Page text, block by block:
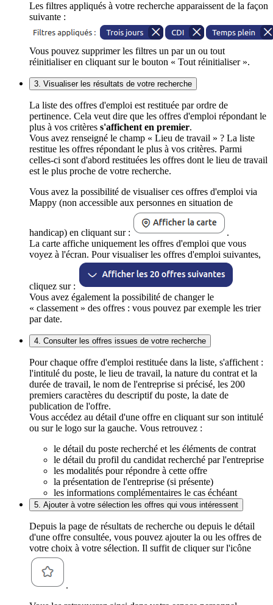
Les filtres appliqués à votre recherche apparaissent de la façon
suivante :
Vous pouvez supprimer les filtres un par un ou tout
réinitialiser en cliquant sur le bouton « Tout réinitialiser ».
3. Visualiser les résultats de votre recherche
La liste des offres d'emploi est restituée par ordre de
pertinence. Cela veut dire que les offres d'emploi répondant le
plus à vos critères s'affichent en premier.
Vous avez renseigné le champ « Lieu de travail » ? La liste
restitue les offres répondant le plus à vos critères. Parmi
celles-ci sont d'abord restituées les offres dont le lieu de travail
est le plus proche de votre recherche.
Vous avez la possibilité de visualiser ces offres d'emploi via
Mappy (non accessible aux personnes en situation de
handicap) en cliquant sur :
.
La carte affiche uniquement les offres d'emploi que vous
voyez à l'écran. Pour visualiser les offres d'emploi suivantes,
cliquez sur :
Vous avez également la possibilité de changer le
« classement » des offres : vous pouvez par exemple les trier
par date.
4. Consulter les offres issues de votre recherche
Pour chaque offre d'emploi restituée dans la liste, s'affichent :
l'intitulé du poste, le lieu de travail, la nature du contrat et la
durée de travail, le nom de l'entreprise si précisé, les 200
premiers caractères du descriptif du poste, la date de
publication de l'offre.
Vous accédez au détail d'une offre en cliquant sur son intitulé
ou sur le logo sur la gauche. Vous retrouvez :
le détail du poste recherché et les éléments de contrat
le détail du profil du candidat recherché par l'entreprise
les modalités pour répondre à cette offre
la présentation de l'entreprise (si présente)
les informations complémentaires le cas échéant
5. Ajouter à votre sélection les offres qui vous intéressent
Depuis la page de résultats de recherche ou depuis le détail
d'une offre consultée, vous pouvez ajouter la ou les offres de
votre choix à votre sélection. Il suffit de cliquer sur l'icône
.